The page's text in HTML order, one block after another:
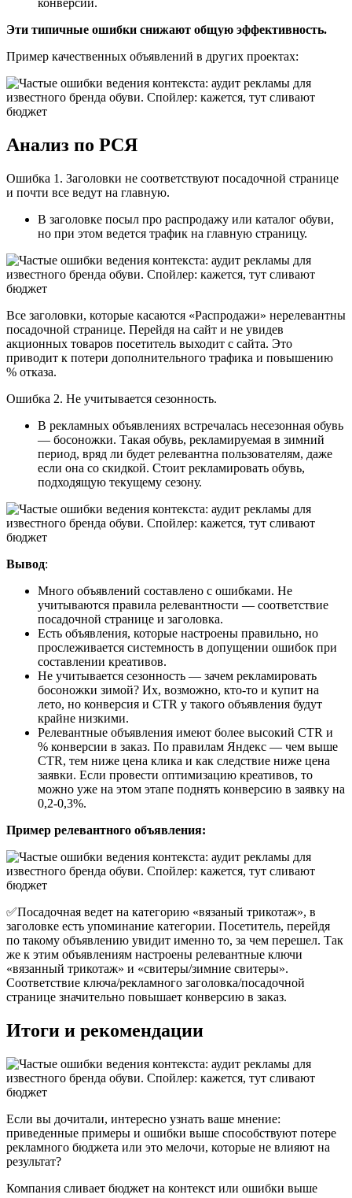
конверсии.
Эти типичные ошибки снижают общую эффективность.
Пример качественных объявлений в других проектах:
Анализ по РСЯ
Ошибка 1. Заголовки не соответствуют посадочной странице
и почти все ведут на главную.
В заголовке посыл про распродажу или каталог обуви,
но при этом ведется трафик на главную страницу.
Все заголовки, которые касаются «Распродажи» нерелевантны
посадочной странице. Перейдя на сайт и не увидев
акционных товаров посетитель выходит с сайта. Это
приводит к потери дополнительного трафика и повышению
% отказа.
Ошибка 2. Не учитывается сезонность.
В рекламных объявлениях встречалась несезонная обувь
— босоножки. Такая обувь, рекламируемая в зимний
период, вряд ли будет релевантна пользователям, даже
если она со скидкой. Стоит рекламировать обувь,
подходящую текущему сезону.
Вывод:
Много объявлений составлено с ошибками. Не
учитываются правила релевантности — соответствие
посадочной странице и заголовка.
Есть объявления, которые настроены правильно, но
прослеживается системность в допущении ошибок при
составлении креативов.
Не учитывается сезонность — зачем рекламировать
босоножки зимой? Их, возможно, кто-то и купит на
лето, но конверсия и CTR у такого объявления будут
крайне низкими.
Релевантные объявления имеют более высокий CTR и
% конверсии в заказ. По правилам Яндекс — чем выше
CTR, тем ниже цена клика и как следствие ниже цена
заявки. Если провести оптимизацию креативов, то
можно уже на этом этапе поднять конверсию в заявку на
0,2-0,3%.
Пример релевантного объявления:
✅Посадочная ведет на категорию «вязаный трикотаж», в
заголовке есть упоминание категории. Посетитель, перейдя
по такому объявлению увидит именно то, за чем перешел. Так
же к этим объявлениям настроены релевантные ключи
«вязанный трикотаж» и «свитеры/зимние свитеры».
Соответствие ключа/рекламного заголовка/посадочной
странице значительно повышает конверсию в заказ.
Итоги и рекомендации
Если вы дочитали, интересно узнать ваше мнение:
приведенные примеры и ошибки выше способствуют потере
рекламного бюджета или это мелочи, которые не влияют на
результат?
Компания сливает бюджет на контекст или ошибки выше